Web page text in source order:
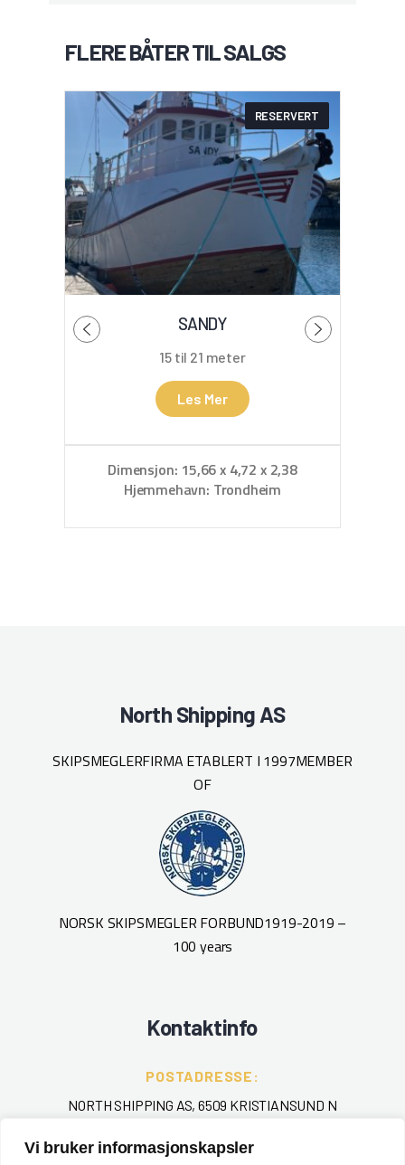
Vi bruker informasjonskapsler
FLERE BÅTER TIL SALGS
RESERVERT
SANDY
15 til 21 meter
Les Mer
Dimensjon: 15,66 x 4,72 x 2,38
Hjemmehavn: Trondheim
North Shipping AS
SKIPSMEGLERFIRMA ETABLERT I 1997MEMBER
OF
NORSK SKIPSMEGLER FORBUND1919-2019 –
100 years
Kontaktinfo
POSTADRESSE:
NORTH SHIPPING AS, 6509 KRISTIANSUND N
TELEFON: